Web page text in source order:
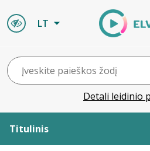
LT
Detali leidinio
Titulinis